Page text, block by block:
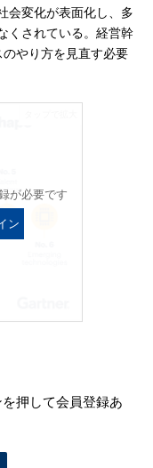
会変化が表面化し、多
くされている。経営幹
やり方を見直す必要
が必要です
ン
押して会員登録あ